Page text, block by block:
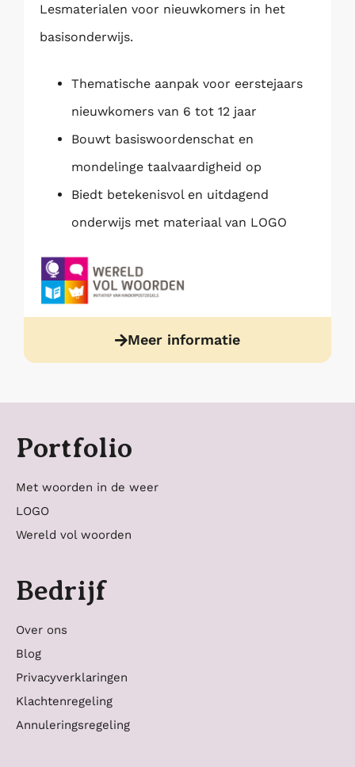
Lesmaterialen voor nieuwkomers in het
basisonderwijs.
Thematische aanpak voor eerstejaars
nieuwkomers van 6 tot 12 jaar
Bouwt basiswoordenschat en
mondelinge taalvaardigheid op
Biedt betekenisvol en uitdagend
onderwijs met materiaal van LOGO
Meer informatie
Portfolio
Met woorden in de weer
LOGO
Wereld vol woorden
Bedrijf
Over ons
Blog
Privacyverklaringen
Klachtenregeling
Annuleringsregeling